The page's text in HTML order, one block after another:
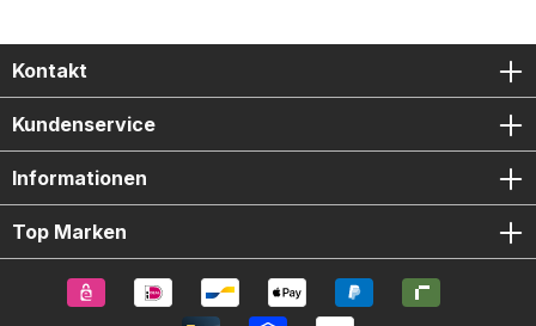
Kontakt
Kundenservice
Informationen
Top Marken